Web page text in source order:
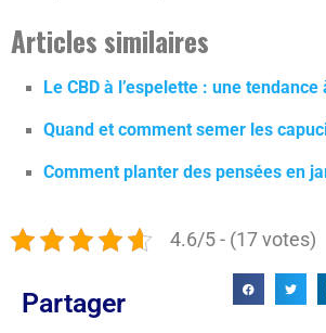
Articles similaires
Le CBD à l’espelette : une tendance
Quand et comment semer les
Comment planter des pensées en
4.6/5 - (17 votes)
Partager